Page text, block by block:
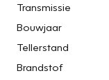
Transmissie
Bouwjaar
Tellerstand
Brandstof